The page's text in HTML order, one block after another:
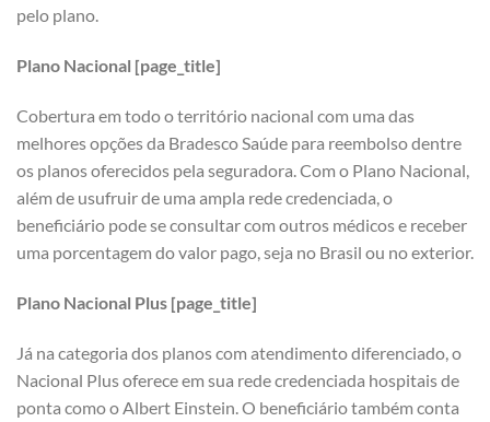
pelo plano.
Plano Nacional [page_title]
Cobertura em todo o território nacional com uma das
melhores opções da Bradesco Saúde para reembolso dentre
os planos oferecidos pela seguradora. Com o Plano Nacional,
além de usufruir de uma ampla rede credenciada, o
beneficiário pode se consultar com outros médicos e receber
uma porcentagem do valor pago, seja no Brasil ou no exterior.
Plano Nacional Plus [page_title]
Já na categoria dos planos com atendimento diferenciado, o
Nacional Plus oferece em sua rede credenciada hospitais de
ponta como o Albert Einstein. O beneficiário também conta